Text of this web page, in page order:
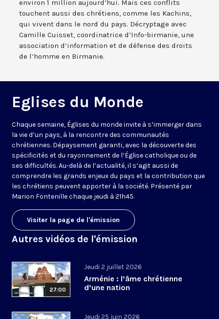
environ 1 million aujourd’hui. Mais ces conflits
touchent aussi des chrétiens, comme les Kachins,
qui vivent dans le nord du pays. Décryptage avec
Camille Cuisset, coordinatrice d’Info-birmanie, une
association d’information et de défense des droits
de l’homme en Birmanie.
Eglises du Monde
Chaque semaine, Églises du monde invite à s’immerger dans
la vie d’un pays, à la rencontre des communautés
chrétiennes. Dépaysement garanti, avec la découverte des
spécificités et du rayonnement de l’Église catholique ou de
ses difficultés. Au-delà de l’actualité, il s’agit aussi de
comprendre les grands enjeux du pays et la contribution que
les chrétiens peuvent apporter à la société. Présenté par
Marion Fontenille chaque jeudi à 21h45.
Visiter la page de l'émission
Autres vidéos de l'émission
27:00
Jeudi 2 juillet 2026
Arménie : l’âme chrétienne
d’une nation
Jeudi 25 juin 2026